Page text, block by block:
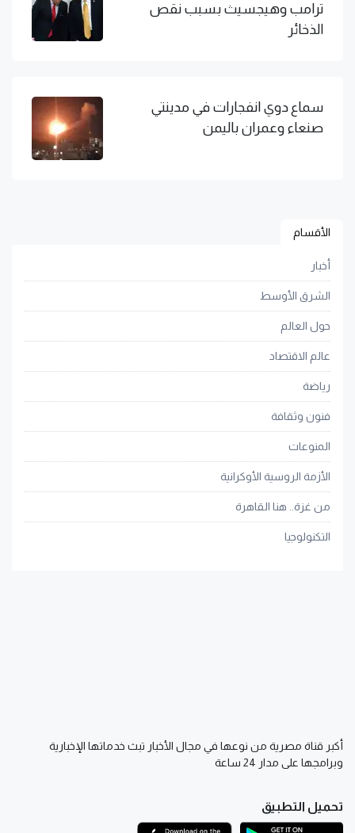
ترامب وهيجسيث بسبب نقص
الذخائر
سماع دوي انفجارات في مدينتي
صنعاء وعمران باليمن
الأقسام
أخبار
الشرق الأوسط
حول العالم
عالم الاقتصاد
رياضة
فنون وثقافة
المنوعات
الأزمة الروسية الأوكرانية
من غزة.. هنا القاهرة
التكنولوجيا
أكبر قناة مصرية من نوعها في مجال الأخبار تبث خدماتها الإخبارية
وبرامجها على مدار 24 ساعة
تحميل التطبيق